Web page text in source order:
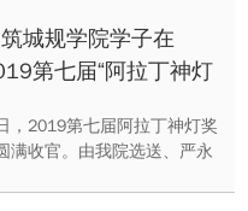
城规学院学子在
第七届“阿拉丁神灯
，2019第七届阿拉丁神灯奖
满收官。由我院选送、严永